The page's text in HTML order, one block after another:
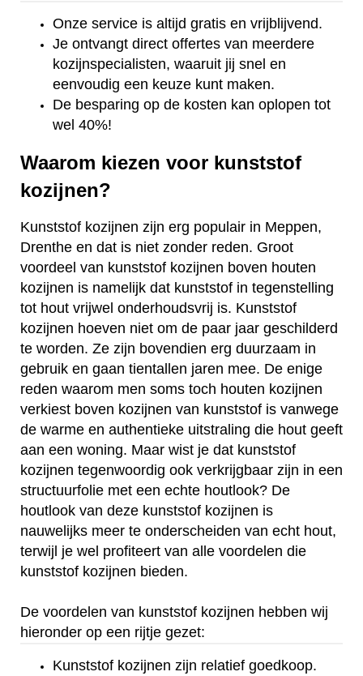
Onze service is altijd gratis en vrijblijvend.
Je ontvangt direct offertes van meerdere
kozijnspecialisten, waaruit jij snel en
eenvoudig een keuze kunt maken.
De besparing op de kosten kan oplopen tot
wel 40%!
Waarom kiezen voor kunststof
kozijnen?
Kunststof kozijnen zijn erg populair in Meppen,
Drenthe en dat is niet zonder reden. Groot
voordeel van kunststof kozijnen boven houten
kozijnen is namelijk dat kunststof in tegenstelling
tot hout vrijwel onderhoudsvrij is. Kunststof
kozijnen hoeven niet om de paar jaar geschilderd
te worden. Ze zijn bovendien erg duurzaam in
gebruik en gaan tientallen jaren mee. De enige
reden waarom men soms toch houten kozijnen
verkiest boven kozijnen van kunststof is vanwege
de warme en authentieke uitstraling die hout geeft
aan een woning. Maar wist je dat kunststof
kozijnen tegenwoordig ook verkrijgbaar zijn in een
structuurfolie met een echte houtlook? De
houtlook van deze kunststof kozijnen is
nauwelijks meer te onderscheiden van echt hout,
terwijl je wel profiteert van alle voordelen die
kunststof kozijnen bieden.
De voordelen van kunststof kozijnen hebben wij
hieronder op een rijtje gezet:
Kunststof kozijnen zijn relatief goedkoop.